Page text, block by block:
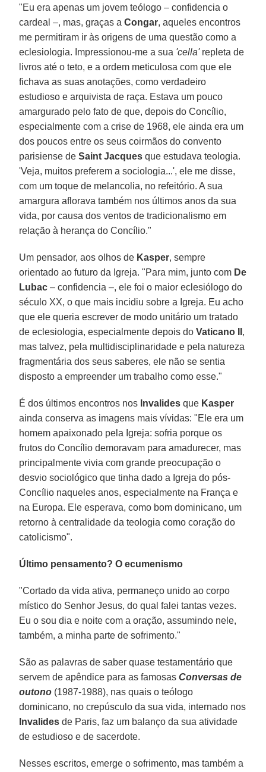
"Eu era apenas um jovem teólogo – confidencia o
cardeal –, mas, graças aCongar, aqueles encontros
me permitiram ir às origens de uma questão como a
eclesiologia. Impressionou-me a sua 'cella'repleta de
livros até o teto, e a ordem meticulosa com que ele
fichava as suas anotações, como verdadeiro
estudioso e arquivista de raça. Estava um pouco
amargurado pelo fato de que, depois do Concílio,
especialmente com a crise de 1968, ele ainda era um
dos poucos entre os seus coirmãos do convento
parisiense deSaint Jacques que estudava teologia.
'Veja, muitos preferem a sociologia...', ele me disse,
com um toque de melancolia, no refeitório. A sua
amargura aflorava também nos últimos anos da sua
vida, por causa dos ventos de tradicionalismo em
relação à herança do Concílio."
Um pensador, aos olhos de Kasper, sempre
orientado ao futuro da Igreja. "Para mim, junto com De
Lubac – confidencia –, ele foi o maior eclesiólogo do
século XX, o que mais incidiu sobre a Igreja. Eu acho
que ele queria escrever de modo unitário um tratado
de eclesiologia, especialmente depois doVaticano II ,
mas talvez, pela multidisciplinaridade e pela natureza
fragmentária dos seus saberes, ele não se sentia
disposto a empreender um trabalho como esse."
É dos últimos encontros nos Invalides que Kasper
ainda conserva as imagens mais vívidas: "Ele era um
homem apaixonado pela Igreja: sofria porque os
frutos do Concílio demoravam para amadurecer, mas
principalmente vivia com grande preocupação o
desvio sociológico que tinha dado a Igreja do pós-
Concílio naqueles anos, especialmente na França e
na Europa. Ele esperava, como bom dominicano, um
retorno à centralidade da teologia como coração do
catolicismo".
Último pensamento? O ecumenismo
"Cortado da vida ativa, permaneço unido ao corpo
místico do Senhor Jesus, do qual falei tantas vezes.
Eu o sou dia e noite com a oração, assumindo nele,
também, a minha parte de sofrimento."
São as palavras de saber quase testamentário que
servem de apêndice para as famosasConversas de
outono (1987-1988), nas quais o teólogo
dominicano, no crepúsculo da sua vida, internado nos
Invalides de Paris, faz um balanço da sua atividade
de estudioso e de sacerdote.
Nesses escritos, emerge o sofrimento, mas também a